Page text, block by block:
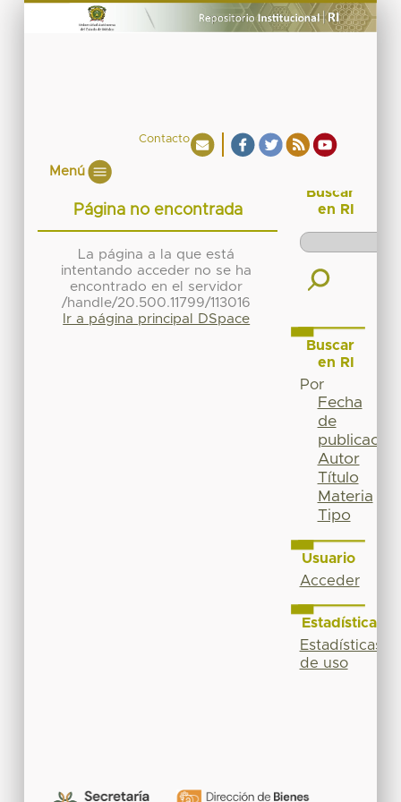
Contacto
Menú
Página no encontrada
La página a la que está
intentando acceder no se ha
encontrado en el servidor
/handle/20.500.11799/113016
Ir a página principal DSpace
Buscar
en RI
Buscar
en RI
Por
Fecha
de
publicación
Autor
Título
Materia
Tipo
Usuario
Acceder
Estadísticas
Estadísticas
de uso